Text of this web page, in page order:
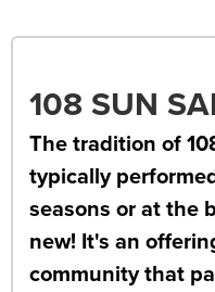
108 SUN
The tradition of
typically
seasons or at the
new! It's an
community that